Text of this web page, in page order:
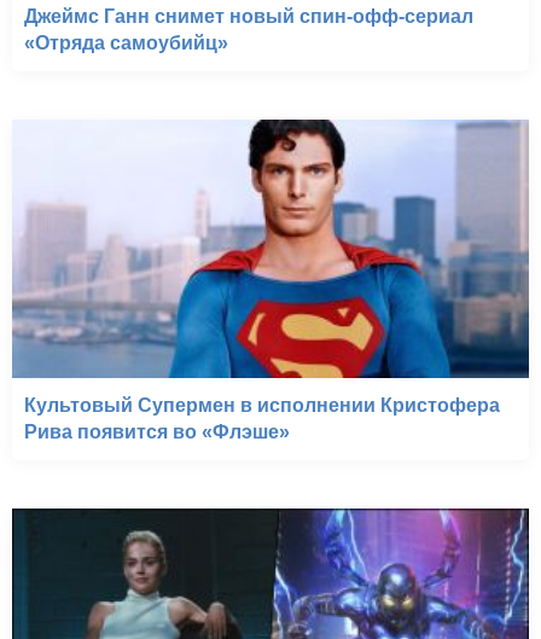
Джеймс Ганн снимет новый спин-офф-сериал
«Отряда самоубийц»
Культовый Супермен в исполнении Кристофера
Рива появится во «Флэше»